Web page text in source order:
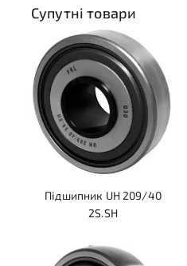
Супутні товари
Підшипник UH 209/40
2S.SH